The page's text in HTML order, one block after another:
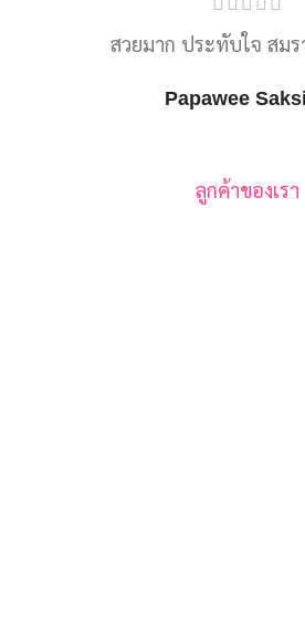
สวยมาก ประทับใจ สมร
Papawee
ลูกค้าของเรา